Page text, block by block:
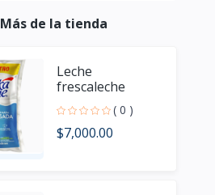
Más de la tienda
Leche
frescaleche
deslactosada
1100 ml
( 0 )
$7,000.00